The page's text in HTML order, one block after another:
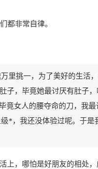
都非常自律。
里挑一，为了美好的生活
子，毕竟她最讨厌有肚子
竟女人的腰夺命的刀，我
*，我还没体验过呢。于是
上，哪怕是好朋友的相处